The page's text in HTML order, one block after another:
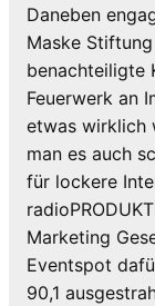
Daneben
Maske
benachteiligte
Feuerwerk an
etwas wirklich
man es auch
für lockere
Marketing
Eventspot
90,1